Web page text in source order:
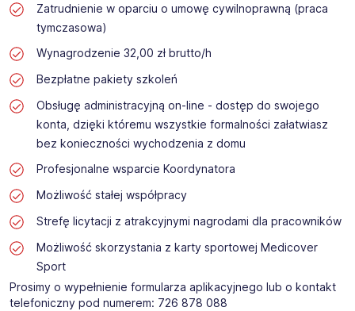
Zatrudnienie w oparciu o umowę cywilnoprawną (praca
tymczasowa)
Wynagrodzenie 32,00 zł brutto/h
Bezpłatne pakiety szkoleń
Obsługę administracyjną on-line - dostęp do swojego
konta, dzięki któremu wszystkie formalności załatwiasz
bez konieczności wychodzenia z domu
Profesjonalne wsparcie Koordynatora
Możliwość stałej współpracy
Strefę licytacji z atrakcyjnymi nagrodami dla pracowników
Możliwość skorzystania z karty sportowej Medicover
Sport
Prosimy o wypełnienie formularza aplikacyjnego lub o kontakt
telefoniczny pod numerem: 726 878 088 ​